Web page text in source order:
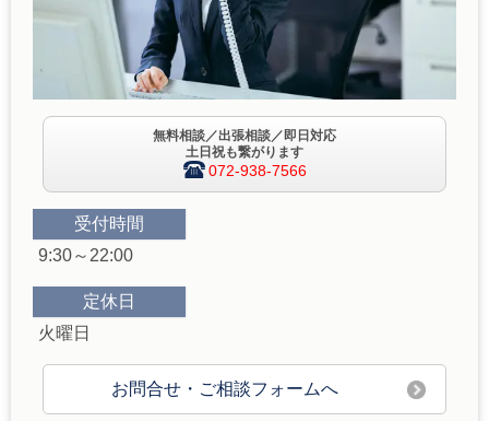
無料相談／出張相談／即日対応
土日祝も繋がります
072-938-7566
受付時間
9:30～22:00
定休日
火曜日
お問合せ・ご相談フォームへ